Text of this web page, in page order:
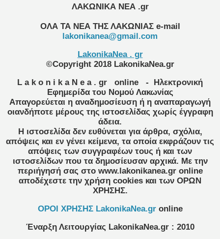
ΛΑΚΩΝΙΚΑ ΝΕΑ .gr
ΟΛΑ ΤΑ ΝΕΑ ΤΗΣ ΛΑΚΩΝΙΑΣ e-mail
lakonikanea@gmail.com
LakonikaNea . gr
©Copyright 2018 LakonikaNea.gr
L a k o n i k a N e a . gr
online
- Ηλεκτρονική
Εφημερίδα του Νομού Λακωνίας
Απαγορεύεται η αναδημοσίευση ή η αναπαραγωγή
οιανδήποτε μέρους της ιστοσελίδας χωρίς έγγραφη
άδεια.
Η ιστοσελίδα δεν ευθύνεται για άρθρα, σχόλια,
απόψεις και εν γένει κείμενα, τα οποία εκφράζουν τις
απόψεις των συγγραφέων τους ή και των
ιστοσελίδων που τα δημοσίευσαν αρχικά. Με την
περιήγησή σας στο www.lakonikanea.gr online
αποδέχεστε την χρήση cookies και των ΟΡΩΝ
ΧΡΗΣΗΣ.
OPOI XΡΗΣΗΣ LakonikaNea.gr online
Έναρξη Λειτουργίας LakonikaNea.gr : 2010